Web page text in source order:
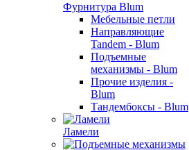
Фурнитура Blum
Мебельные петли
Направляющие
Tandem - Blum
Подъемные
механизмы - Blum
Прочие изделия -
Blum
Тандембоксы - Blum
Ламели